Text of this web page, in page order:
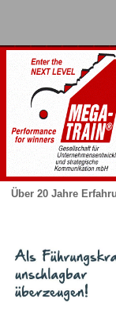
Über 20 Jahre